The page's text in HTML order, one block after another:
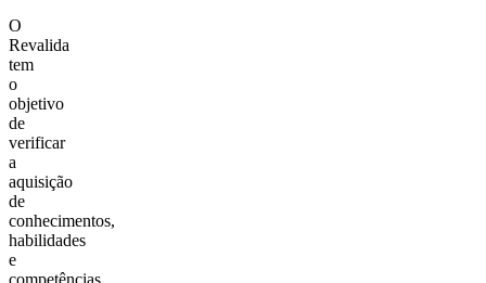
O
Revalida
tem
o
objetivo
de
verificar
a
aquisição
de
conhecimentos,
habilidades
e
competências